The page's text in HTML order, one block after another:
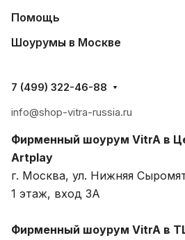
Помощь
Шоурумы в Москве
7 (499) 322-46-88
info@shop-vitra-russia.ru
Фирменный шоурум VitrA в
Artplay
г. Москва, ул. Нижняя
1 этаж, вход 3A
Фирменный шоурум VitrA в